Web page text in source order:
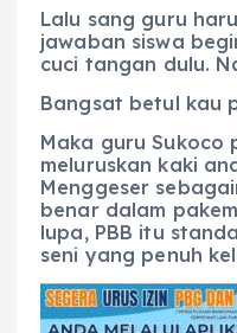
Lalu sang guru
jawaban siswa
cuci tangan dulu.
Bangsat betul kau
Maka guru Sukoco
meluruskan kaki
Menggeser
benar dalam
lupa, PBB itu
seni yang penuh